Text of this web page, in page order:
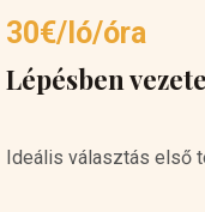
30€/ló/óra
Lépésben
Ideális választás első